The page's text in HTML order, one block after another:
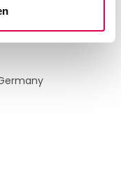
und -textilien. Wir
Hotels und
Sie sich verlassen